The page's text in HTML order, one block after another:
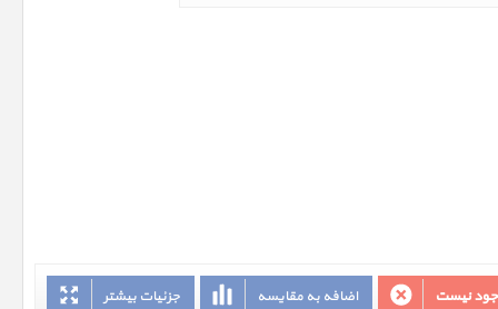
جزئیات بیشتر اضافه به مقایسه نیست